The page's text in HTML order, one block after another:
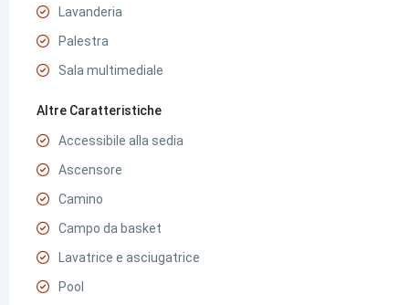
Lavanderia
Palestra
Sala multimediale
Altre Caratteristiche
Accessibile alla sedia
Ascensore
Camino
Campo da basket
Lavatrice e asciugatrice
Pool